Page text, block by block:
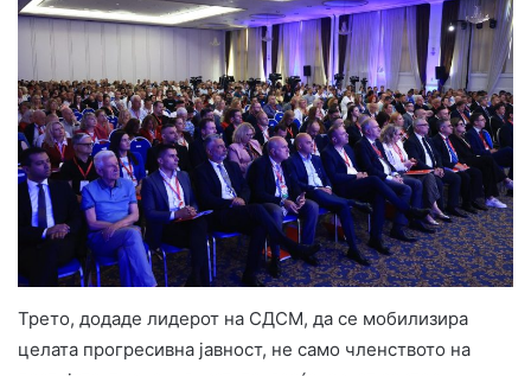
Трето, додаде лидерот на СДСМ, да се мобилизира
целата прогресивна јавност, не само членството на